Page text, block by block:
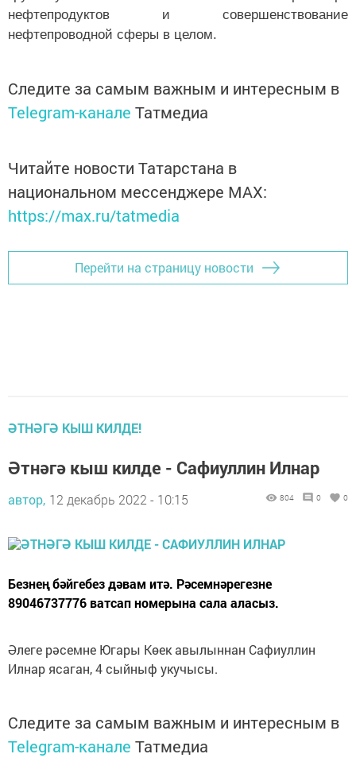
нефтепродуктов и совершенствование
нефтепроводной сферы в целом.
Следите за самым важным и интересным в
Telegram-канале Татмедиа
Читайте новости Татарстана в
национальном мессенджере MАХ:
https://max.ru/tatmedia
Перейти на страницу новости
ӘТНӘГӘ КЫШ КИЛДЕ!
Әтнәгә кыш килде - Сафиуллин Илнар
автор, 12 декабрь 2022 - 10:15 804 0 0
Безнең бәйгебез дәвам итә. Рәсемнәрегезне
89046737776 ватсап номерына сала аласыз.
Әлеге рәсемне Югары Көек авылыннан Сафиуллин
Илнар ясаган, 4 сыйныф укучысы.
Следите за самым важным и интересным в
Telegram-канале Татмедиа